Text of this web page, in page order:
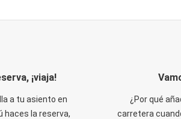
¡viaja!
a tu asiento en
haces la reserva,
¿Por qué
carretera